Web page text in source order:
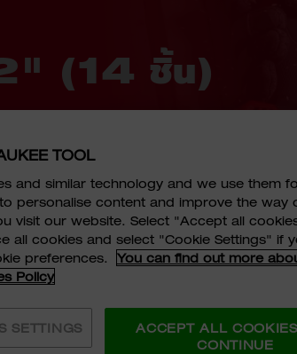
2" (14 ชิ้น)
1/2"
Point
10PC
49-66-7013
ขนาดเครื่องหมายขนา
TOOL
and similar technology and we use them
personalise content and improve the way
visit our website. Select "Accept all
all cookies and select "Cookie Settings" if
preferences.
You can find out more
Policy
SETTINGS
ACCEPT ALL
CONTINUE